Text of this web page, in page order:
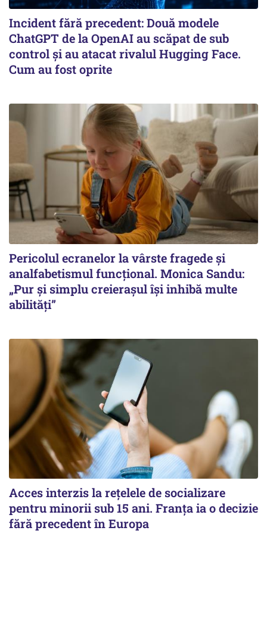
Incident fără precedent: Două modele
ChatGPT de la OpenAI au scăpat de sub
control și au atacat rivalul Hugging Face.
Cum au fost oprite
Pericolul ecranelor la vârste fragede și
analfabetismul funcțional. Monica Sandu:
„Pur și simplu creierașul își inhibă multe
abilități”
Acces interzis la rețelele de socializare
pentru minorii sub 15 ani. Franța ia o decizie
fără precedent în Europa